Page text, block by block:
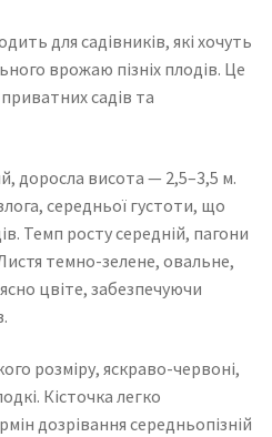
для садівників, які хочуть
врожаю пізніх плодів. Це
садів та
доросла висота — 2,5–3,5 м.
середньої густоти, що
Темп росту середній, пагони
темно-зелене, овальне,
цвіте, забезпечуючи
розміру, яскраво-червоні,
Кісточка легко
дозрівання середньопізній